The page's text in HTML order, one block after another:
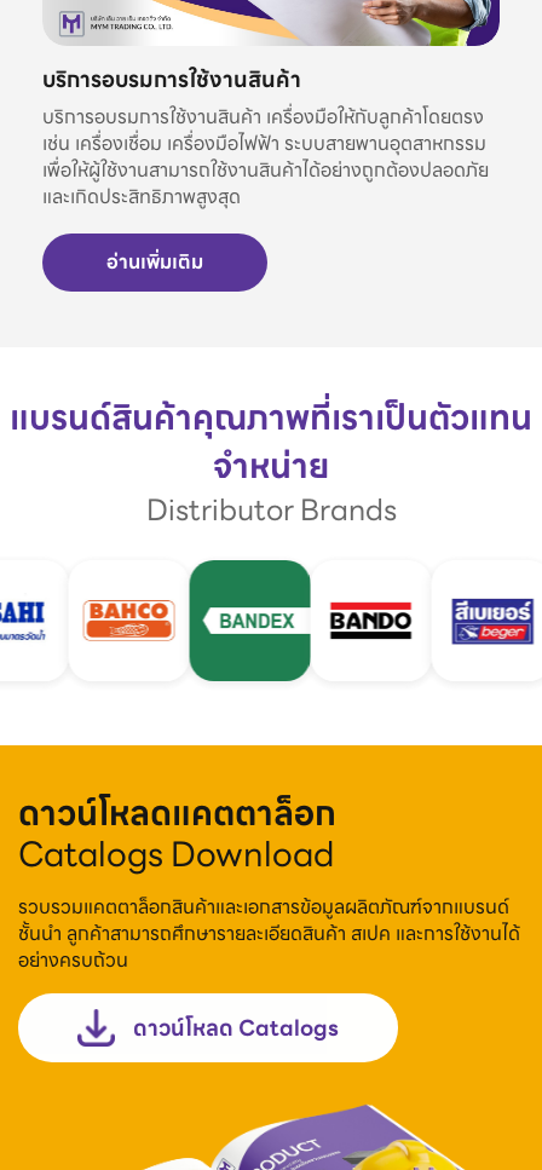
บริการอบรมการใช้งานสินค้า
บริการอบรมการใช้งานสินค้า เครื่องมือให้กับลูกค้าโดยตรง
เช่น เครื่องเชื่อม เครื่องมือไฟฟ้า ระบบสายพานอุตสาหกรรม
เพื่อให้ผู้ใช้งานสามารถใช้งานสินค้าได้อย่างถูกต้องปลอดภัย
และเกิดประสิทธิภาพสูงสุด
อ่านเพิ่มเติม
แบรนด์สินค้าคุณภาพที่เราเป็นตัวแทน
จำหน่าย
Distributor Brands
ดาวน์โหลดแคตตาล็อก
Catalogs Download
รวบรวมแคตตาล็อกสินค้าและเอกสารข้อมูลผลิตภัณฑ์จากแบรนด์
ชั้นนำ ลูกค้าสามารถศึกษารายละเอียดสินค้า สเปค และการใช้งานได้
อย่างครบถ้วน
ดาวน์โหลด Catalogs